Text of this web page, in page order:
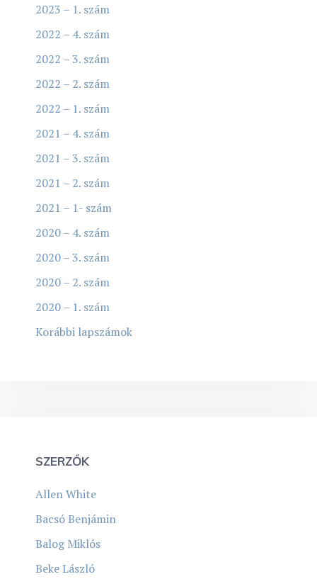
2023 – 1. szám
2022 – 4. szám
2022 – 3. szám
2022 – 2. szám
2022 – 1. szám
2021 – 4. szám
2021 – 3. szám
2021 – 2. szám
2021 – 1- szám
2020 – 4. szám
2020 – 3. szám
2020 – 2. szám
2020 – 1. szám
Korábbi lapszámok
SZERZŐK
Allen White
Bacsó Benjámin
Balog Miklós
Beke László